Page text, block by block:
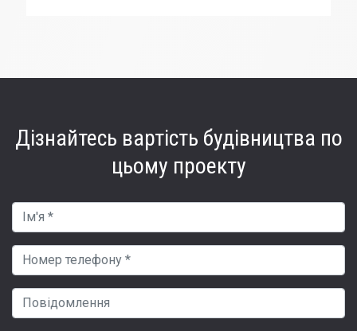
Дізнайтесь вартість будівництва по
цьому проекту